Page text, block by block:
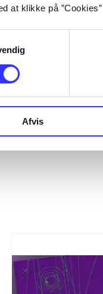
at klikke på
Afvis
...